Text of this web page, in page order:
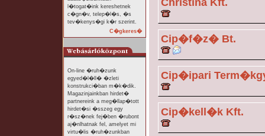
l�togat�ink kereshetnek
c�gn�v, telep�l�s, �s
tev�kenys�gi k�r szerint.
C�gkeres�
On-line �ruh�zunk
egyed�l�ll� �zleti
konstrukci�ban m�k�dik.
Magazinjainkban hirdet�
partnereink a meg�llap�tott
hirdet�si �sszeg egy
r�sz�nek fej�ben �rubont
aj�nlhatnak fel, amelyet mi
virtu�lis �ruh�zunkban
Christina Kft.
Cip�f�z� Bt.
Cip�ipari
Cip�kell�k Kft.